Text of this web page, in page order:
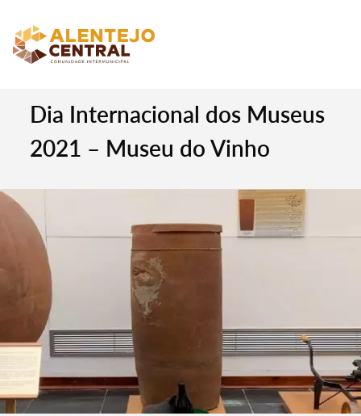
Dia Internacional dos Museus
2021 – Museu do Vinho